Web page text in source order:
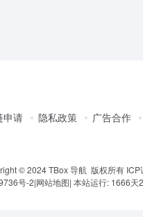
申请 隐私政策 广告合作
© 2024 TBox 导航 版权所有 ICP
号-2|网站地图| 本站运行: 1666天